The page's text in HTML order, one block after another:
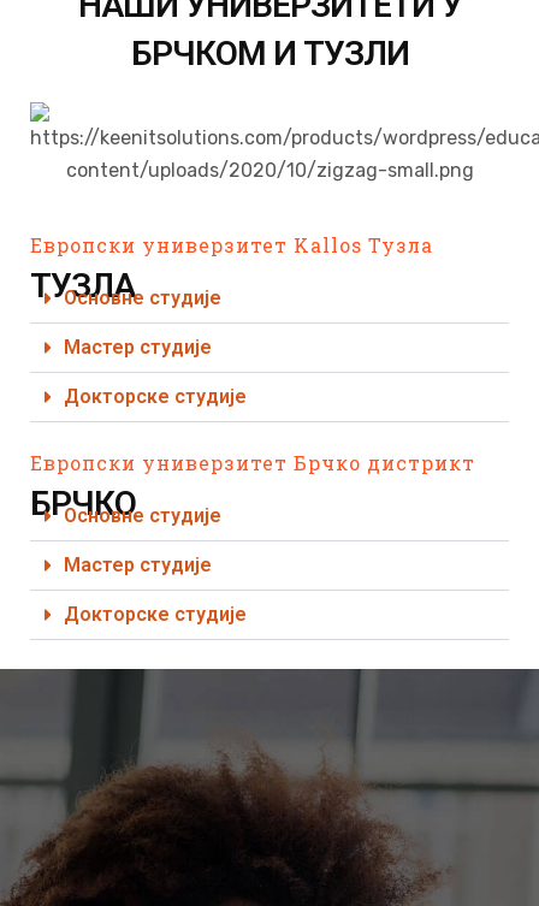
БРЧКОМ И ТУЗЛИ
Европски универзитет Kallos Тузла
ТУЗЛА
Основне студије
Мастер студије
Докторске студије
Европски универзитет Брчко дистрикт
БРЧКО
Основне студије
Мастер студије
Докторске студије